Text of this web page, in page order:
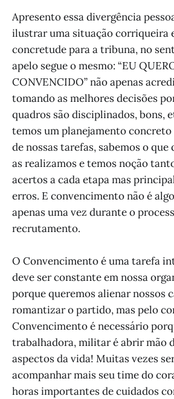
Apresento essa divergência
ilustrar uma situação corriqueira
concretude para a tribuna, no
apelo segue o mesmo: “EU
CONVENCIDO” não apenas
tomando as melhores decisões
quadros são disciplinados, bons,
temos um planejamento
de nossas tarefas, sabemos o
as realizamos e temos noção
acertos a cada etapa mas
erros. E convencimento não é
apenas uma vez durante o
recrutamento.
O Convencimento é uma tarefa
deve ser constante em nossa
porque queremos alienar nossos
romantizar o partido, mas pelo
Convencimento é necessário
trabalhadora, militar é abrir mão
aspectos da vida! Muitas vezes
acompanhar mais seu time do
horas importantes de cuidados